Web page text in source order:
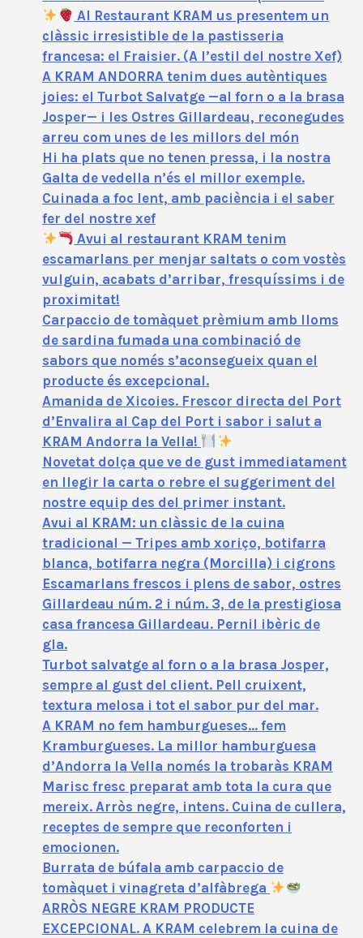
Al Restaurant KRAM us presentem un
clàssic irresistible de la pastisseria
francesa: el Fraisier. (A l’estil del nostre Xef)
A KRAM ANDORRA tenim dues autèntiques
joies: el Turbot Salvatge —al forn o a la brasa
Josper— i les Ostres Gillardeau, reconegudes
arreu com unes de les millors del món
Hi ha plats que no tenen pressa, i la nostra
Galta de vedella n’és el millor exemple.
Cuinada a foc lent, amb paciència i el saber
fer del nostre xef
Avui al restaurant KRAM tenim
escamarlans per menjar saltats o com vostès
vulguin, acabats d’arribar, fresquíssims i de
proximitat!
Carpaccio de tomàquet prèmium amb lloms
de sardina fumada una combinació de
sabors que només s’aconsegueix quan el
producte és excepcional.
Amanida de Xicoies. Frescor directa del Port
d’Envalira al Cap del Port i sabor i salut a
KRAM Andorra la Vella!
Novetat dolça que ve de gust immediatament
en llegir la carta o rebre el suggeriment del
nostre equip des del primer instant.
Avui al KRAM: un clàssic de la cuina
tradicional — Tripes amb xoriço, botifarra
blanca, botifarra negra (Morcilla) i cigrons
Escamarlans frescos i plens de sabor, ostres
Gillardeau núm. 2 i núm. 3, de la prestigiosa
casa francesa Gillardeau. Pernil ibèric de
gla.
Turbot salvatge al forn o a la brasa Josper,
sempre al gust del client. Pell cruixent,
textura melosa i tot el sabor pur del mar.
A KRAM no fem hamburgueses… fem
Kramburgueses. La millor hamburguesa
d’Andorra la Vella només la trobaràs KRAM
Marisc fresc preparat amb tota la cura que
mereix. Arròs negre, intens. Cuina de cullera,
receptes de sempre que reconforten i
emocionen.
Burrata de búfala amb carpaccio de
tomàquet i vinagreta d’alfàbrega
ARRÒS NEGRE KRAM PRODUCTE
EXCEPCIONAL. A KRAM celebrem la cuina de